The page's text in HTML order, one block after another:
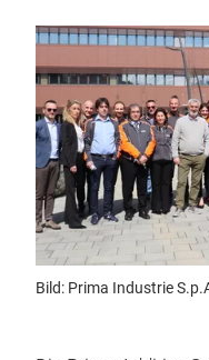
Bild: Prima Industrie